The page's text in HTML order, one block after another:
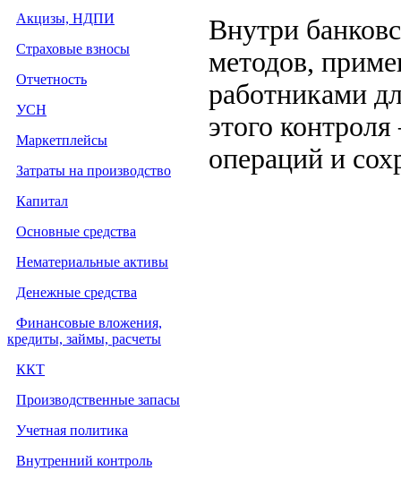
Акцизы, НДПИ
Страховые взносы
Отчетность
УСН
Маркетплейсы
Затраты на производство
Капитал
Основные средства
Нематериальные активы
Денежные средства
Финансовые вложения,
кредиты, займы, расчеты
ККТ
Производственные запасы
Учетная политика
Внутренний контроль
Внутри
методов,
работниками
этого
операций и